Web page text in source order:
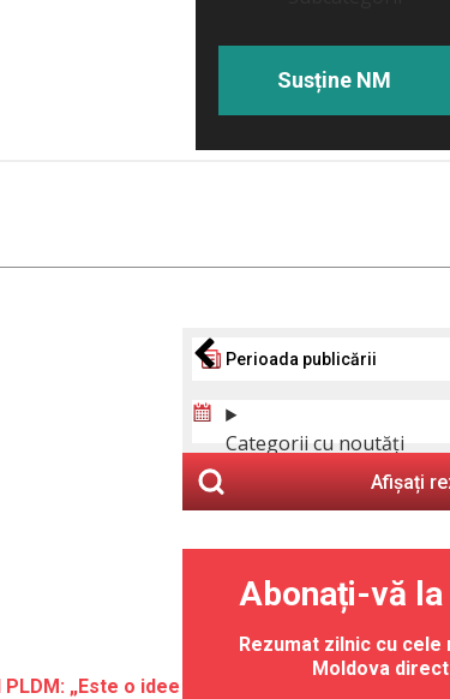
Susține NM
„Este o idee
Perioada publicării
Categorii cu noutăți
Afișați
Abonați-vă
Rezumat zilnic cu
Moldova